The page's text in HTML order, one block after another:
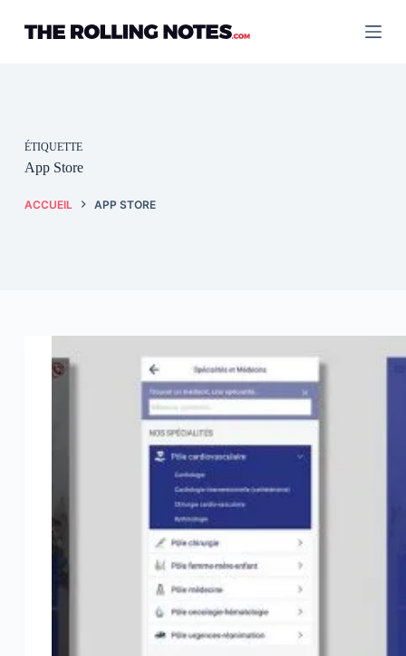
contenu
ÉTIQUETTE
App Store
ACCUEIL APP STORE